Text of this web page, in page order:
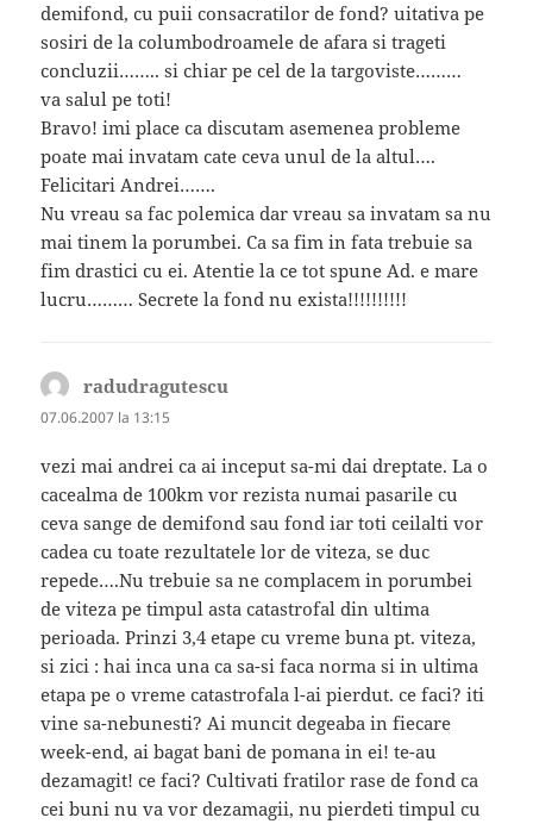
demifond, cu puii consacratilor de fond? uitativa pe
sosiri de la columbodroamele de afara si trageti
concluzii…….. si chiar pe cel de la targoviste………
va salul pe toti!
Bravo! imi place ca discutam asemenea probleme
poate mai invatam cate ceva unul de la altul….
Felicitari Andrei…….
Nu vreau sa fac polemica dar vreau sa invatam sa nu
mai tinem la porumbei. Ca sa fim in fata trebuie sa
fim drastici cu ei. Atentie la ce tot spune Ad. e mare
lucru……… Secrete la fond nu exista!!!!!!!!!!
radudragutescu
07.06.2007 la 13:15
vezi mai andrei ca ai inceput sa-mi dai dreptate. La o
cacealma de 100km vor rezista numai pasarile cu
ceva sange de demifond sau fond iar toti ceilalti vor
cadea cu toate rezultatele lor de viteza, se duc
repede….Nu trebuie sa ne complacem in porumbei
de viteza pe timpul asta catastrofal din ultima
perioada. Prinzi 3,4 etape cu vreme buna pt. viteza,
si zici : hai inca una ca sa-si faca norma si in ultima
etapa pe o vreme catastrofala l-ai pierdut. ce faci? iti
vine sa-nebunesti? Ai muncit degeaba in fiecare
week-end, ai bagat bani de pomana in ei! te-au
dezamagit! ce faci? Cultivati fratilor rase de fond ca
cei buni nu va vor dezamagii, nu pierdeti timpul cu